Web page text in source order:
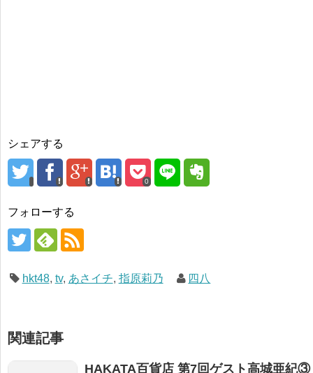
シェアする
0
フォローする
hkt48, tv, あさイチ, 指原莉乃 四八
関連記事
HAKATA百貨店 第7回ゲスト高城亜紀③